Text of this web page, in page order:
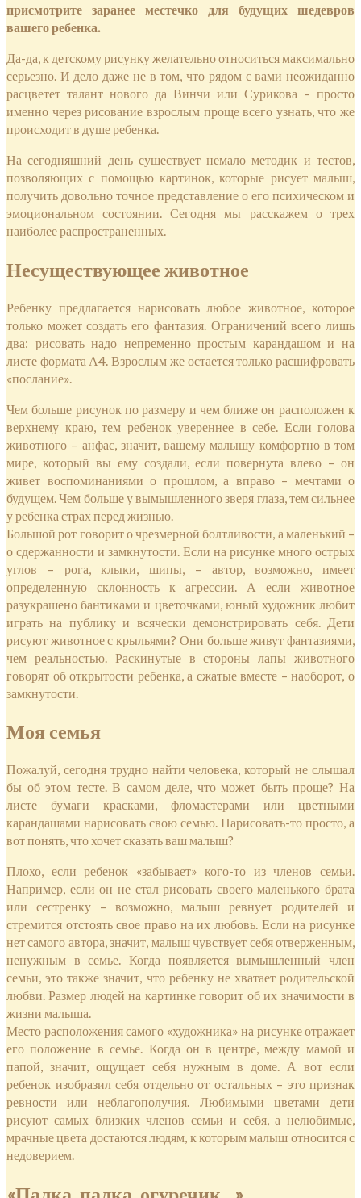
присмотрите заранее местечко для будущих шедевров
вашего ребенка.
Да-да, к детскому рисунку желательно относиться максимально
серьезно. И дело даже не в том, что рядом с вами неожиданно
расцветет талант нового да Винчи или Сурикова – просто
именно через рисование взрослым проще всего узнать, что же
происходит в душе ребенка.
На сегодняшний день существует немало методик и тестов,
позволяющих с помощью картинок, которые рисует малыш,
получить довольно точное представление о его психическом и
эмоциональном состоянии. Сегодня мы расскажем о трех
наиболее распространенных.
Несуществующее животное
Ребенку предлагается нарисовать любое животное, которое
только может создать его фантазия. Ограничений всего лишь
два: рисовать надо непременно простым карандашом и на
листе формата А4. Взрослым же остается только расшифровать
«послание».
Чем больше рисунок по размеру и чем ближе он расположен к
верхнему краю, тем ребенок увереннее в себе. Если голова
животного – анфас, значит, вашему малышу комфортно в том
мире, который вы ему создали, если повернута влево – он
живет воспоминаниями о прошлом, а вправо – мечтами о
будущем. Чем больше у вымышленного зверя глаза, тем сильнее
у ребенка страх перед жизнью.
Большой рот говорит о чрезмерной болтливости, а маленький –
о сдержанности и замкнутости. Если на рисунке много острых
углов – рога, клыки, шипы, – автор, возможно, имеет
определенную склонность к агрессии. А если животное
разукрашено бантиками и цветочками, юный художник любит
играть на публику и всячески демонстрировать себя. Дети
рисуют животное с крыльями? Они больше живут фантазиями,
чем реальностью. Раскинутые в стороны лапы животного
говорят об открытости ребенка, а сжатые вместе – наоборот, о
замкнутости.
Моя семья
Пожалуй, сегодня трудно найти человека, который не слышал
бы об этом тесте. В самом деле, что может быть проще? На
листе бумаги красками, фломастерами или цветными
карандашами нарисовать свою семью. Нарисовать-то просто, а
вот понять, что хочет сказать ваш малыш?
Плохо, если ребенок «забывает» кого-то из членов семьи.
Например, если он не стал рисовать своего маленького брата
или сестренку – возможно, малыш ревнует родителей и
стремится отстоять свое право на их любовь. Если на рисунке
нет самого автора, значит, малыш чувствует себя отверженным,
ненужным в семье. Когда появляется вымышленный член
семьи, это также значит, что ребенку не хватает родительской
любви. Размер людей на картинке говорит об их значимости в
жизни малыша.
Место расположения самого «художника» на рисунке отражает
его положение в семье. Когда он в центре, между мамой и
папой, значит, ощущает себя нужным в доме. А вот если
ребенок изобразил себя отдельно от остальных – это признак
ревности или неблагополучия. Любимыми цветами дети
рисуют самых близких членов семьи и себя, а нелюбимые,
мрачные цвета достаются людям, к которым малыш относится с
недоверием.